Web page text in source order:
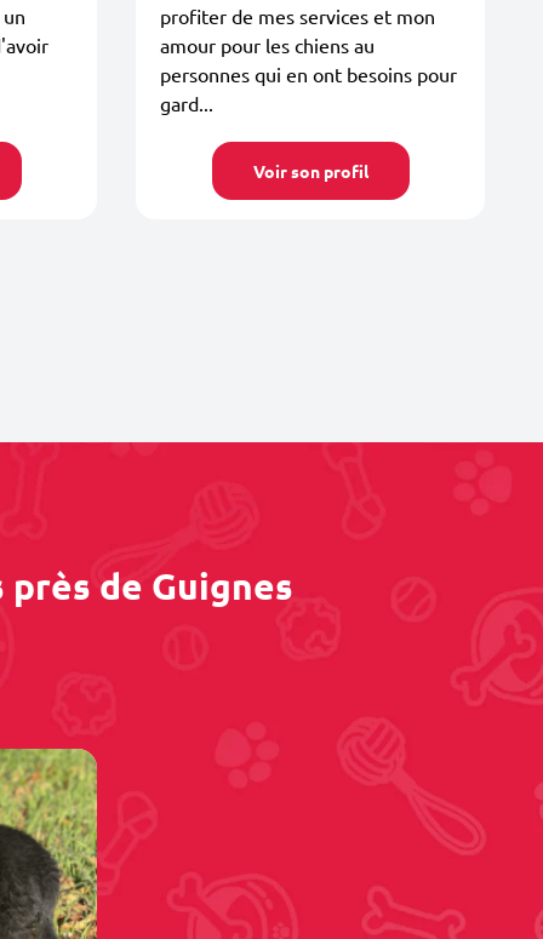
profiter de mes services et mon
amour pour les chiens au
personnes qui en ont besoins pour
gard...
Voir son profil
de Guignes